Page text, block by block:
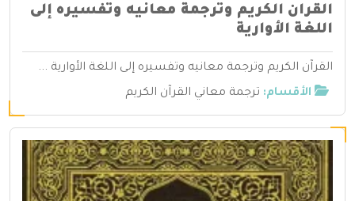
القران الكريم وترجمة معانيه وتفسيره إلى
اللغة الأوارية
القرآن الكريم وترجمة معانيه وتفسيره إلى اللغة الأوارية ...
الأقسام: ترجمة معاني القرآن الكريم